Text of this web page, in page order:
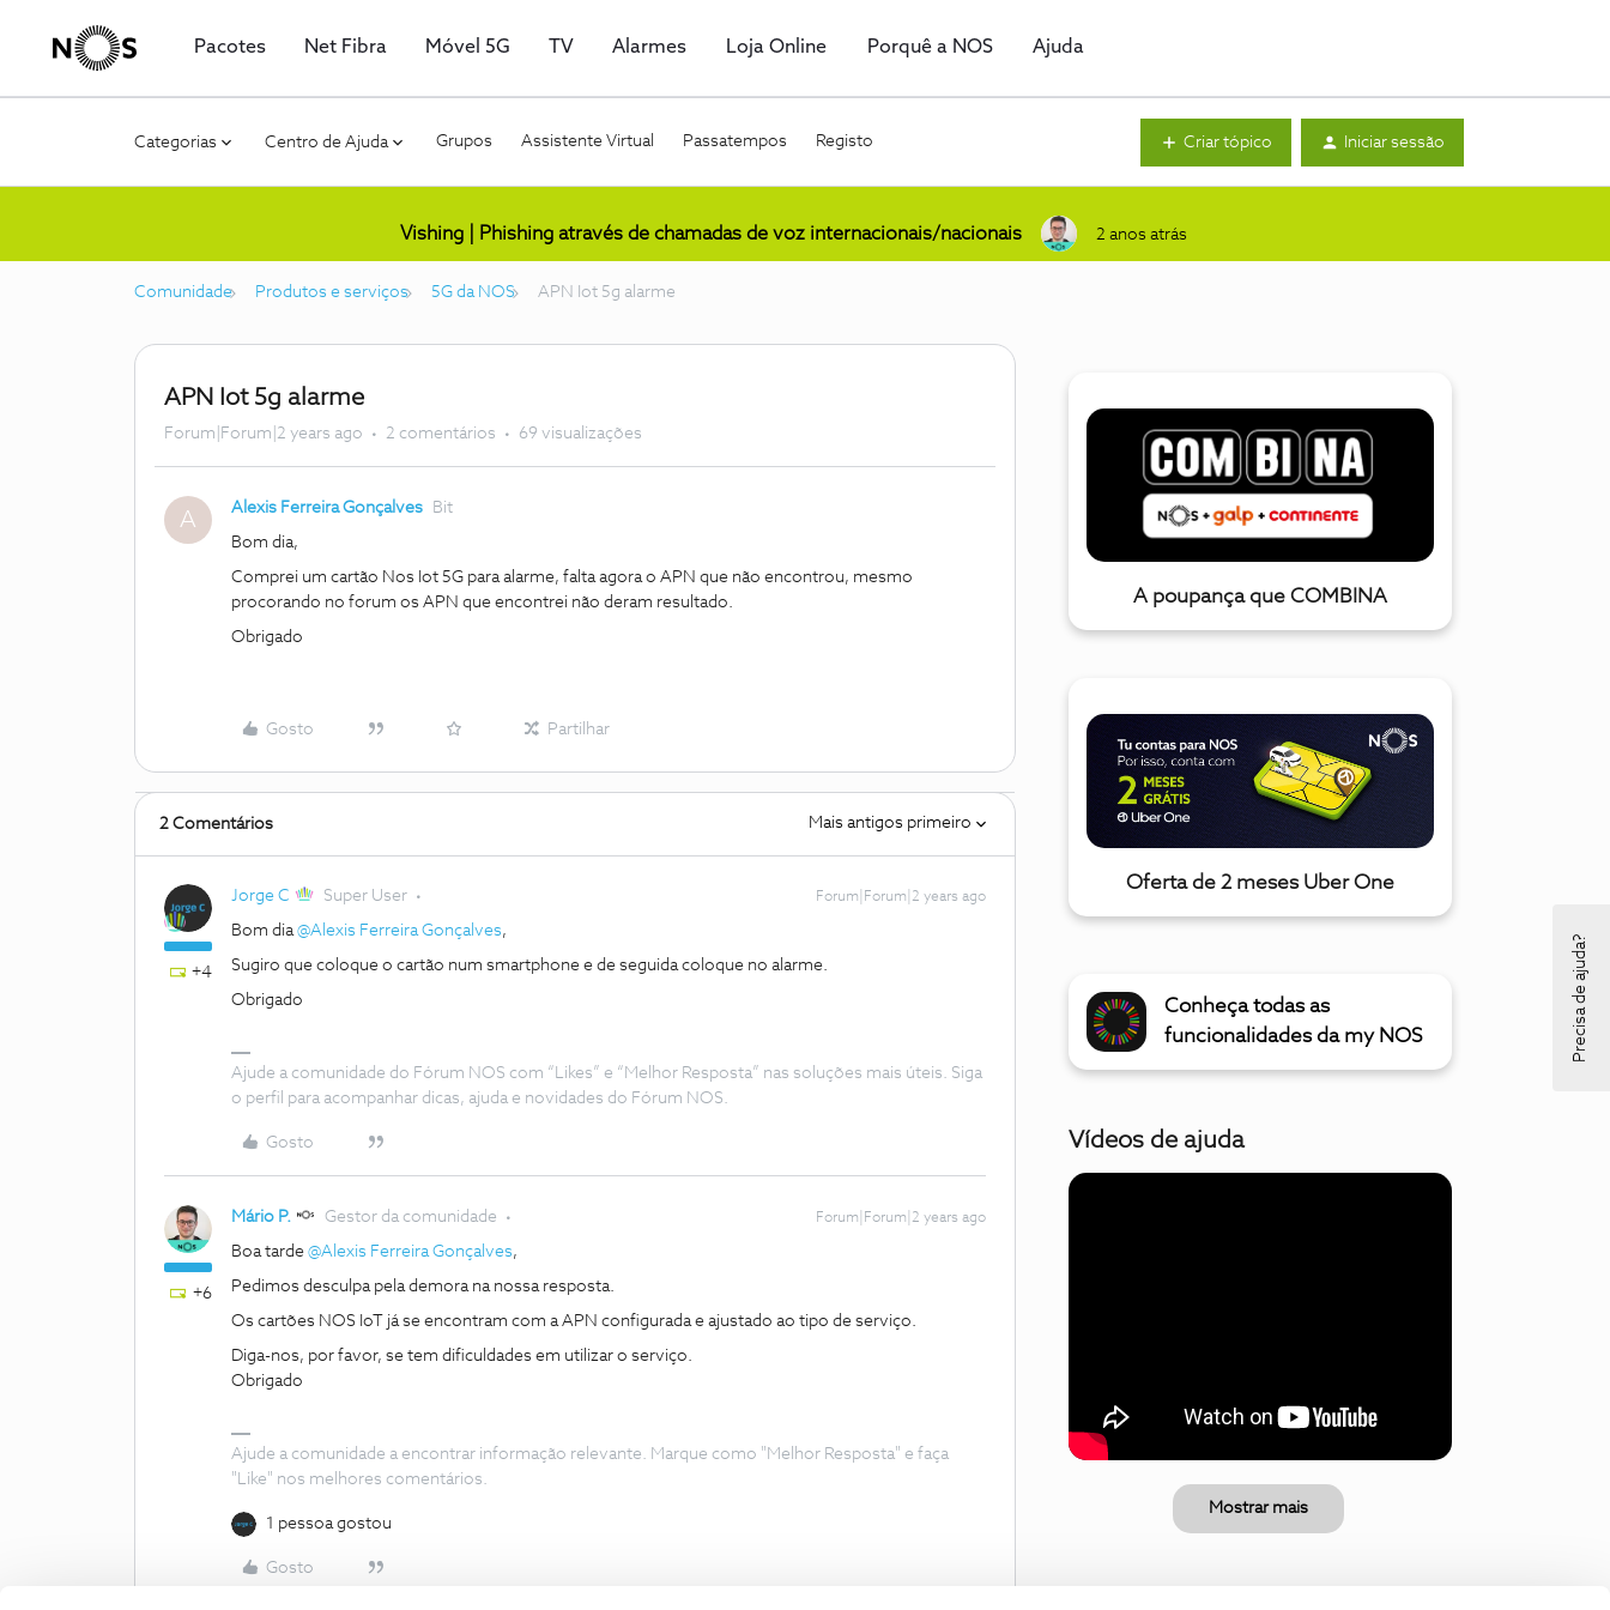
Pacotes Net Fibra Móvel 5G TV Alarmes Loja Online Porquê a NOS Ajuda
Categorias Centro de Ajuda Grupos Assistente Virtual Passatempos Registo Criar tópico Iniciar sessão
Vishing | Phishing através de chamadas de voz internacionais/nacionais 2 anos atrás
Comunidade Produtos e serviços 5G da NOS APN Iot 5g alarme
APN Iot 5g alarme
Forum|Forum|2 years ago 2 comentários 69 visualizações
A Alexis Ferreira Gonçalves Bit
Bom dia,
Comprei um cartão Nos Iot 5G para alarme, falta agora o APN que não encontrou, mesmo
procorando no forum os APN que encontrei não deram resultado.
Obrigado
Gosto Partilhar
2 Comentários Mais antigos primeiro
+4
Jorge C Super User Forum|Forum|2 years ago
Bom dia@Alexis Ferreira Gonçalves,
Sugiro que coloque o cartão num smartphone e de seguida coloque no alarme.
Obrigado
Ajude a comunidade do Fórum NOS com “Likes” e “Melhor Resposta” nas soluções mais úteis. Siga
o perfil para acompanhar dicas, ajuda e novidades do Fórum NOS.
Gosto
+6
Mário P. Gestor da comunidade Forum|Forum|2 years ago
Boa tarde @Alexis Ferreira Gonçalves,
Pedimos desculpa pela demora na nossa resposta.
Os cartões NOS IoT já se encontram com a APN configurada e ajustado ao tipo de serviço.
Diga-nos, por favor, se tem dificuldades em utilizar o serviço.
Obrigado
Ajude a comunidade a encontrar informação relevante. Marque como "Melhor Resposta" e faça
"Like" nos melhores comentários.
1 pessoa gostou
Gosto
A poupança que COMBINA
Oferta de 2 meses Uber One
Conheça todas as
funcionalidades da my NOS
Vídeos de ajuda
Mostrar mais
Precisa de ajuda?